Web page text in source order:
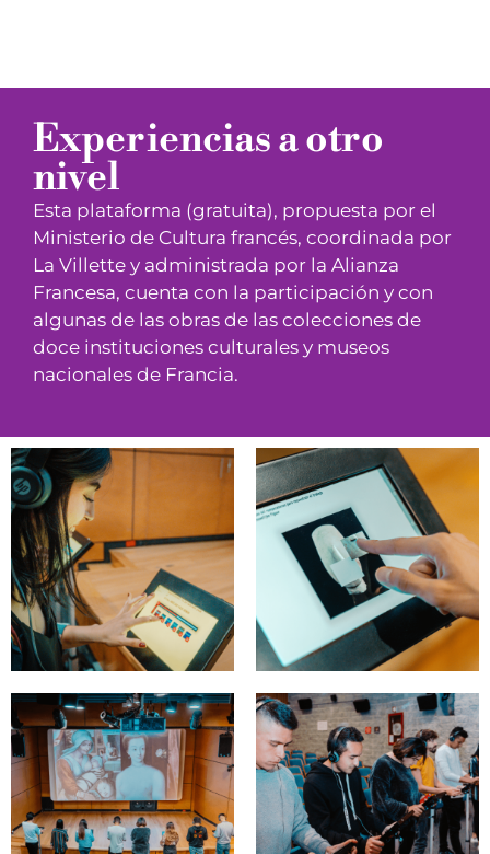
Experiencias a otro
nivel
Esta plataforma (gratuita), propuesta por el
Ministerio de Cultura francés, coordinada por
La Villette y administrada por la Alianza
Francesa, cuenta con la participación y con
algunas de las obras de las colecciones de
doce instituciones culturales y museos
nacionales de Francia.